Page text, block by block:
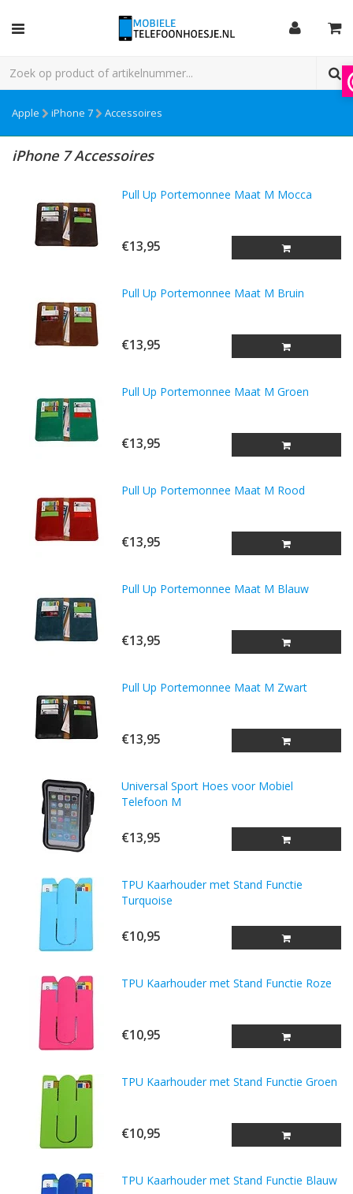
Apple iPhone 7 Accessoires
iPhone 7 Accessoires
Pull Up Portemonnee Maat M Mocca
€13,95
Pull Up Portemonnee Maat M Bruin
€13,95
Pull Up Portemonnee Maat M Groen
€13,95
Pull Up Portemonnee Maat M Rood
€13,95
Pull Up Portemonnee Maat M Blauw
€13,95
Pull Up Portemonnee Maat M Zwart
€13,95
Universal Sport Hoes voor Mobiel
Telefoon M
€13,95
TPU Kaarhouder met Stand Functie
Turquoise
€10,95
TPU Kaarhouder met Stand Functie Roze
€10,95
TPU Kaarhouder met Stand Functie Groen
€10,95
TPU Kaarhouder met Stand Functie Blauw